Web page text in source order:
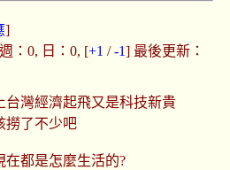
]
：0, 日：0, [+1 /-1] 最後更新：
台灣經濟起飛又是科技新貴
撈了不少吧
在都是怎麼生活的?